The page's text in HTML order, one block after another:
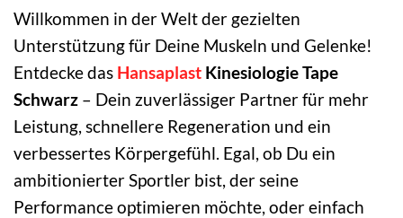
Willkommen in der Welt der gezielten
Unterstützung für Deine Muskeln und Gelenke!
Entdecke das Hansaplast Kinesiologie Tape
Schwarz – Dein zuverlässiger Partner für mehr
Leistung, schnellere Regeneration und ein
verbessertes Körpergefühl. Egal, ob Du ein
ambitionierter Sportler bist, der seine
Performance optimieren möchte, oder einfach